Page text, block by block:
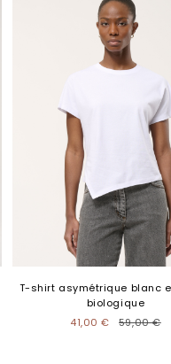
T-shirt asymétrique blanc
biologique
41,00 €
59,00 €